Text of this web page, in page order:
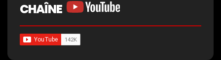
CHAÎNE